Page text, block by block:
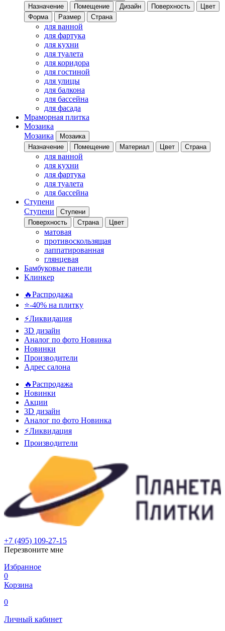
Назначение
Помещение Дизайн Поверхность
Цвет
Форма
Размер Страна
для ванной
для фартука
для кухни
для туалета
для коридора
для гостиной
для улицы
для балкона
для бассейна
для фасада
Мраморная плитка
Мозаика
Мозаика
Мозаика
Назначение
Помещение Материал Цвет Страна
для ванной
для кухни
для фартука
для туалета
для бассейна
Ступени
Ступени
Ступени
Поверхность
Страна Цвет
матовая
противоскользящая
лаппатированная
глянцевая
Бамбуковые панели
Клинкер
🔥Распродажа
⭐-40% на плитку
⚡️Ликвидация
3D дизайн
Аналог по фото Новинка
Новинки
Производители
Адрес салона
🔥Распродажа
Новинки
Акции
3D дизайн
Аналог по фото Новинка
⚡Ликвидация
Производители
+7 (495) 109-27-15
Перезвоните мне
Избранное
0
Корзина
0
Личный кабинет